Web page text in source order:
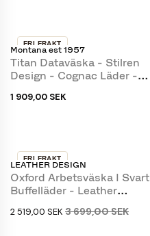
Montana est 1957
Titan Dataväska - Stilren
Design - Cognac Läder -
1 909,00 SEK
FRI FRAKT
LEATHER DESIGN
Oxford Arbetsväska I Svart
Buffelläder - Leather
2 519,00 SEK 3 699,00 SEK
-32 %
FRI FRAKT